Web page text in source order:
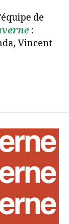
de
:
Vincent